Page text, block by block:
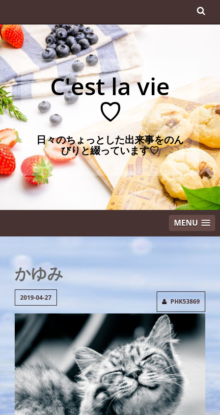
テ
ン
ツ
へ
ス
キ
ッ
プ
C'est la vie
♡
日々のちょっとした出来事をのん
びりと綴っています♡
MENU
かゆみ
2019-04-27 PHK53869